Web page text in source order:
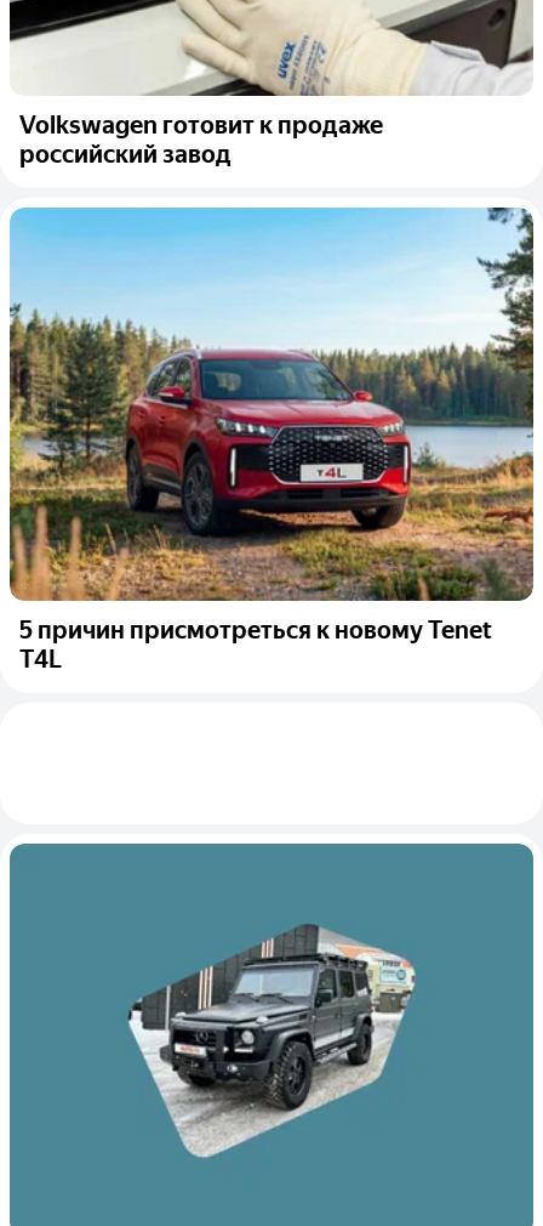
Volkswagen готовит к продаже
российский завод
5 причин присмотреться к новому Tenet
T4L